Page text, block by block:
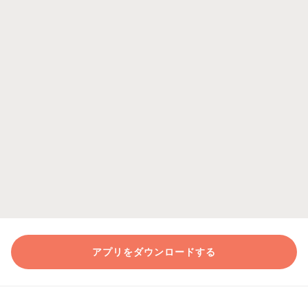
アプリをダウンロードする